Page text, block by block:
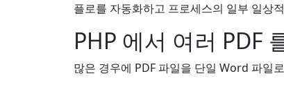
플로를 자동화하고 프로세스의 일부 일상
PHP 에서 여러 PDF
많은 경우에 PDF 파일을 단일 Word 파일